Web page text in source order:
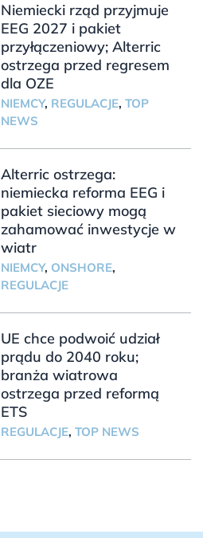
Niemiecki rząd przyjmuje
EEG 2027 i pakiet
przyłączeniowy; Alterric
ostrzega przed regresem
dla OZE
NIEMCY, REGULACJE, TOP
NEWS
Alterric ostrzega:
niemiecka reforma EEG i
pakiet sieciowy mogą
zahamować inwestycje w
wiatr
NIEMCY, ONSHORE,
REGULACJE
UE chce podwoić udział
prądu do 2040 roku;
branża wiatrowa
ostrzega przed reformą
ETS
REGULACJE, TOP NEWS